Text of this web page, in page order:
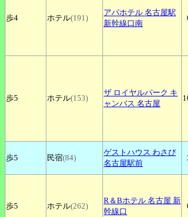
歩4 ホテル(191)
アパホテル 名古屋駅
新幹線口南
歩5 ホテル(153)
ザ ロイヤルパーク キ
ャンバス 名古屋
歩5 民宿(84)
ゲストハウス わさび
名古屋駅前
歩5 ホテル(262)
R＆Bホテル 名古屋 新
幹線口